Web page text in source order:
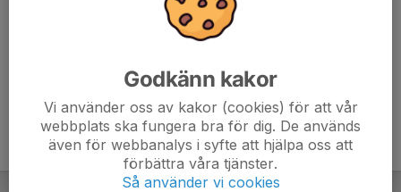
Godkänn kakor
Vi använder oss av kakor (cookies) för att vår
webbplats ska fungera bra för dig. De används
även för webbanalys i syfte att hjälpa oss att
förbättra våra tjänster.
Så använder vi cookies